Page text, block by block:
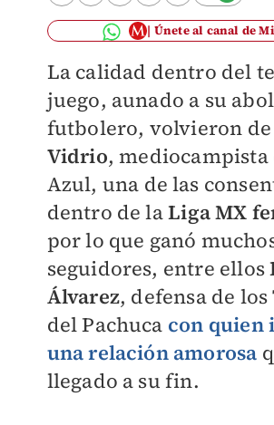
Únete al canal de
La calidad dentro del
juego, aunado a su
futbolero, volvieron
Vidrio, mediocampista
Azul, una de las
dentro de laLiga MX
por lo que ganó
seguidores, entre ellos
Álvarez, defensa de los
del Pachuca con quien
una relación amorosa
llegado a su fin.